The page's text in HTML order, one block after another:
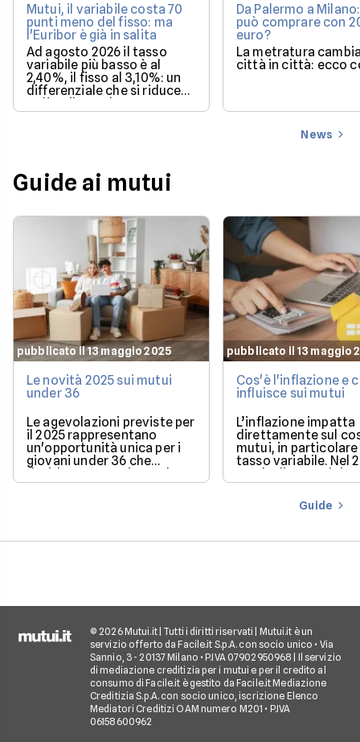
Mutui, il variabile costa 70
punti meno del fisso: ma
l'Euribor è già in salita
Ad agosto 2026 il tasso
variabile più basso è al
2,40%, il fisso al 3,10%: un
differenziale che si riduce
se l'Euribor sale come
previsto entro dicembre.
Da Palermo a
può comprare con
euro?
La metratura
città in città: ecco
News
Guide ai mutui
pubblicato il 13 maggio 2025
Le novità 2025 sui mutui
under 36
Le agevolazioni previste per
il 2025 rappresentano
un'opportunità unica per i
giovani under 36 che
desiderano acquistare la
loro prima casa.
pubblicato il 13 maggio
Cos'è l'inflazione e
influisce sui mutui
L’inflazione impatta
direttamente sul
mutui, in particolare
tasso variabile. Nel
con la discesa dei
il mercato offre
più favorevoli per
finanziareGuide
© 2026 Mutui.it | Tutti i diritti riservati | Mutui.it è un
servizio offerto da Facile.it S.p.A. con socio unico • Via
Sannio, 3 - 20137 Milano • P.IVA 07902950968 | Il servizio
di mediazione creditizia per i mutui e per il credito al
consumo di Facile.it è gestito da Facile.it Mediazione
Creditizia S.p.A. con socio unico, iscrizione Elenco
Mediatori Creditizi OAM numero M201 • P.IVA
06158600962